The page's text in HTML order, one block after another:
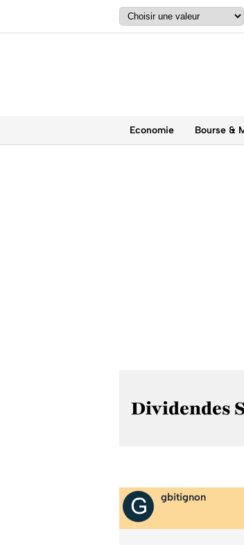
Economie Bourse &
Dividendes
gbitignon